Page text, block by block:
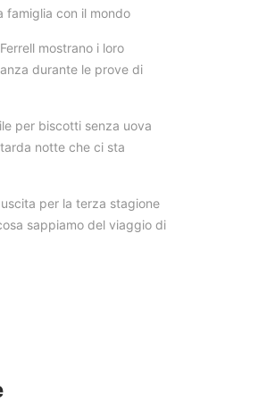
famiglia con il mondo
mostrano i loro
durante le prove di
per biscotti senza uova
notte che ci sta
per la terza stagione
sappiamo del viaggio di